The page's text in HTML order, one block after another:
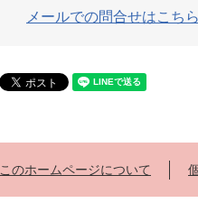
メールでの問合せはこちら
このホームページについて